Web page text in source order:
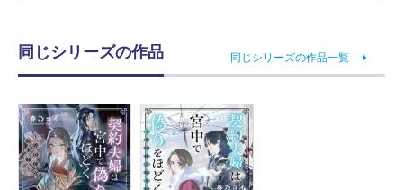
同じシリーズの作品 同じシリーズの作品一覧